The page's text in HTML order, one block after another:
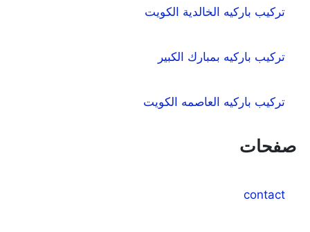
تركيب باركيه الخالدية الكويت
تركيب باركيه بمبارك الكبير
تركيب باركيه العاصمه الكويت
صفحات
contact